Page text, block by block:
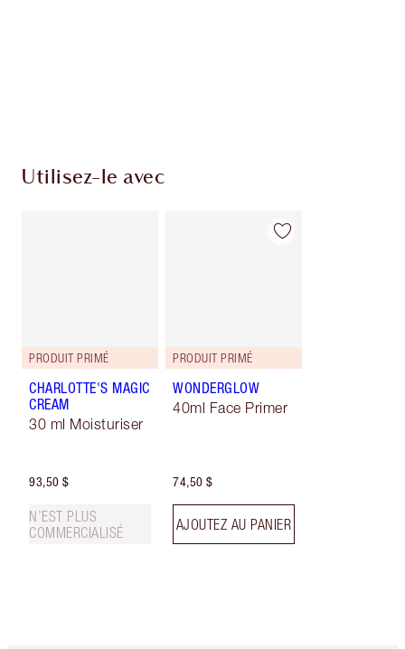
Utilisez-le avec
PRODUIT PRIMÉ
CHARLOTTE'S MAGIC
CREAM
30 ml Moisturiser
93,50 $
N’EST PLUS
COMMERCIALISÉ
PRODUIT PRIMÉ
WONDERGLOW
40ml Face Primer
74,50 $
AJOUTEZ AU PANIER